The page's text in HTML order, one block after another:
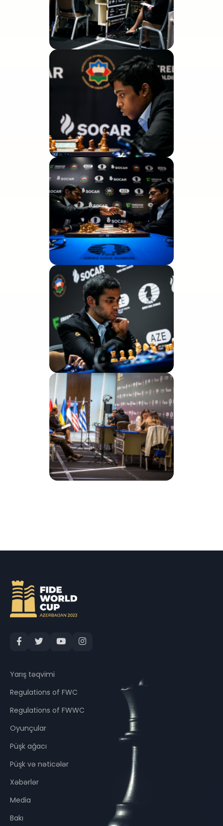
Yarış təqvimi
Regulations of FWC
Regulations of FWWC
Oyunçular
Püşk ağacı
Püşk və nəticələr
Xəbərlər
Media
Bakı